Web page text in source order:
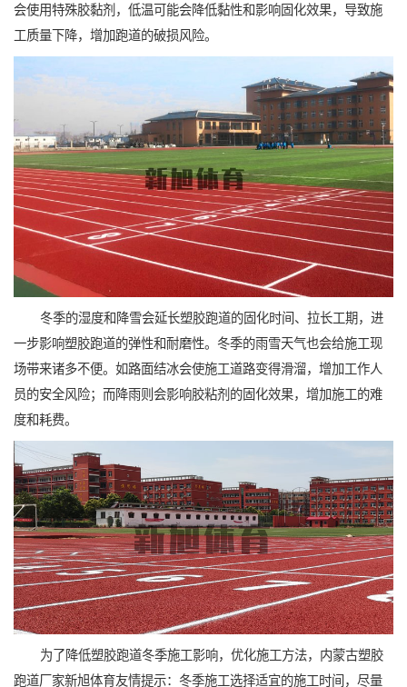
会使用特殊胶黏剂，低温可能会降低黏性和影响固化效果，导致施
工质量下降，增加跑道的破损风险。
冬季的湿度和降雪会延长塑胶跑道的固化时间、拉长工期，进
一步影响塑胶跑道的弹性和耐磨性。冬季的雨雪天气也会给施工现
场带来诸多不便。如路面结冰会使施工道路变得滑溜，增加工作人
员的安全风险；而降雨则会影响胶粘剂的固化效果，增加施工的难
度和耗费。
为了降低塑胶跑道冬季施工影响，优化施工方法，内蒙古塑胶
跑道厂家新旭体育友情提示：冬季施工选择适宜的施工时间，尽量